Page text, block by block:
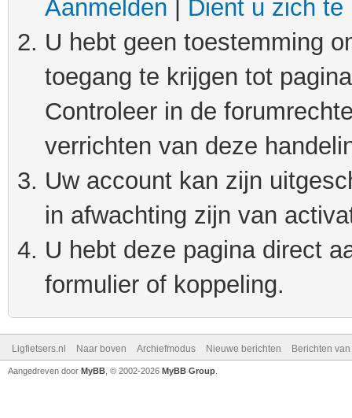
Aanmelden
Dient u zich te
U hebt geen toestemming
toegang te krijgen tot
Controleer in de
verrichten van deze
Uw account kan zijn
in afwachting zijn van
U hebt deze pagina direct
formulier of koppeling.
Ligfietsers.nl Naar boven Archiefmodus Nieuwe berichten Berichten
Aangedreven door MyBB , © 2002-2026 MyBB Group